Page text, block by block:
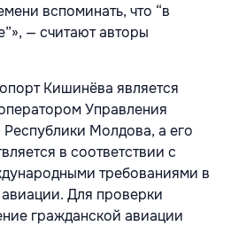
вспоминать, что “в
— считают авторы
Кишинёва является
Управления
Молдова, а его
в соответствии с
требованиями в
Для проверки
гражданской авиации